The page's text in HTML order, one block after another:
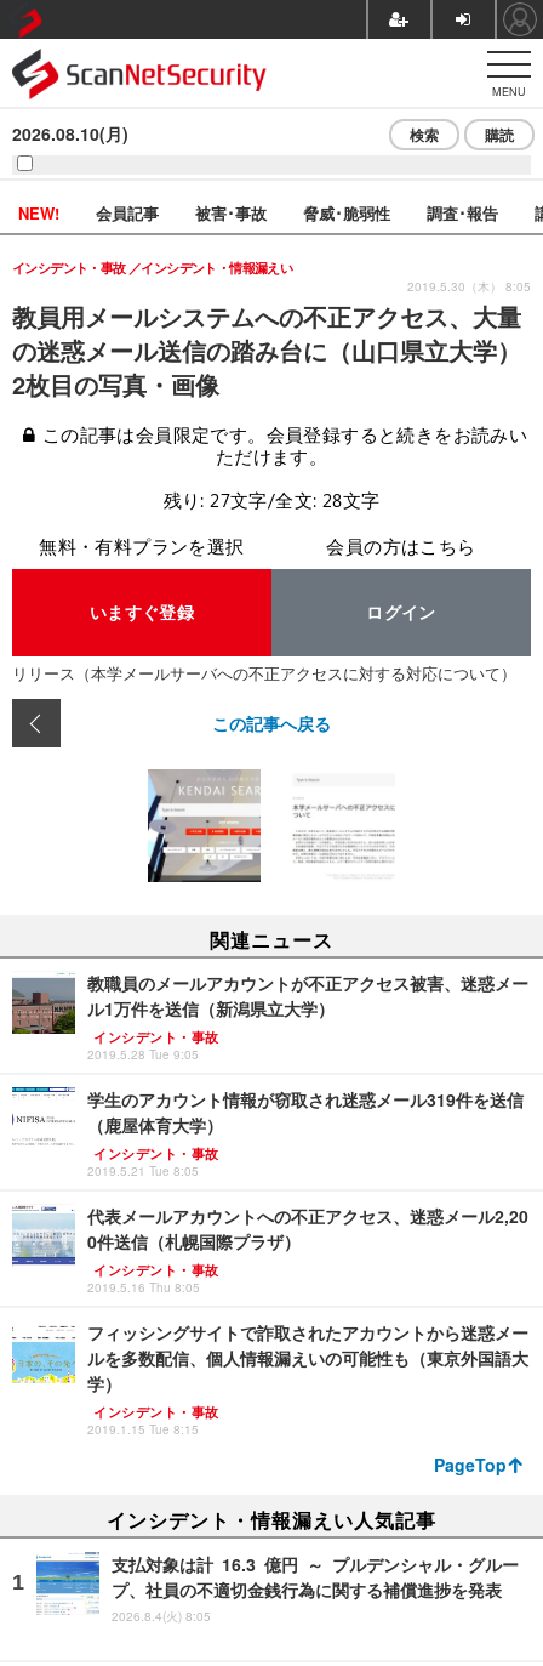
MENU
2026.08.10(月) 検索 購読
NEW! 会員記事 被害･事故 脅威･脆弱性 調査･報告
教員用メールシステムへの不正アクセス、大量
の迷惑メール送信の踏み台に（山口県立大学）
2枚目の写真・画像
インシデント・事故 インシデント・情報漏えい
2019.5.30（木） 8:05
この記事は会員限定です。会員登録すると続きをお読みい
ただけます。
残り: 27文字/全文: 28文字
無料・有料プランを選択
いますぐ登録
会員の方はこちら
ログイン
リリース（本学メールサーバへの不正アクセスに対する対応について）
この記事へ戻る
関連ニュース
教職員のメールアカウントが不正アクセス被害、迷惑メー
ル1万件を送信（新潟県立大学）
インシデント・事故
2019.5.28 Tue 9:05
学生のアカウント情報が窃取され迷惑メール319件を送信
（鹿屋体育大学）
インシデント・事故
2019.5.21 Tue 8:05
代表メールアカウントへの不正アクセス、迷惑メール2,20
0件送信（札幌国際プラザ）
インシデント・事故
2019.5.16 Thu 8:05
フィッシングサイトで詐取されたアカウントから迷惑メー
ルを多数配信、個人情報漏えいの可能性も（東京外国語大
学）
インシデント・事故
2019.1.15 Tue 8:15
PageTop
インシデント・情報漏えい人気記事
支払対象は計 16.3 億円 ～ プルデンシャル・グルー
プ、社員の不適切金銭行為に関する補償進捗を発表
2026.8.4(火) 8:05